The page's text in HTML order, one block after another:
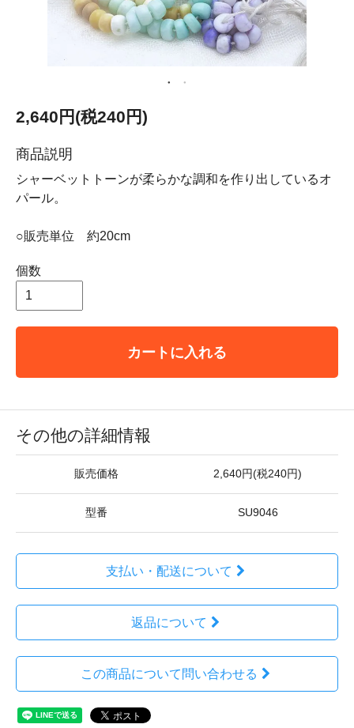
2,640円(税240円)
商品説明
シャーベットトーンが柔らかな調和を作り出しているオ
パール。
○販売単位 約20cm
個数
カートに入れる
その他の詳細情報
販売価格 2,640円(税240円)
型番 SU9046
支払い・配送について
返品について
この商品について問い合わせる